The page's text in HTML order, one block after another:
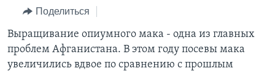
Перейти
поиск
ПОЧЕМУ ЭТО ВАЖНО?
ДИСКУССИЯ VOA
А КАК В АМЕРИКЕ?
АРТЕФАКТЫ
АМЕРИКАНСКИЕ ГОРОДКИ
ФАКТЫ ПРОТИВ ФЕЙКОВ
ЗА СВОБОДУ ПРЕССЫ
УЧИМ АНГЛИЙСКИЙ
Поделиться
Выращивание опиумного мака - одна из главных
проблем Афганистана. В этом году посевы мака
увеличились вдвое по сравнению с прошлым